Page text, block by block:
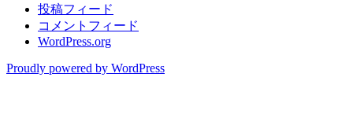
投稿フィード
コメントフィード
WordPress.org
Proudly powered by WordPress